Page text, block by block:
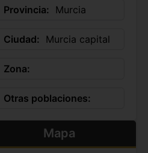
Provincia: Murcia
Ciudad: Murcia capital
Zona:
Otras poblaciones:
Mapa